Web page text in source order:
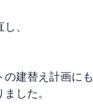
、
の建替え計画にも
した。